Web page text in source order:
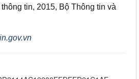
tin, 2015, Bộ Thông tin và